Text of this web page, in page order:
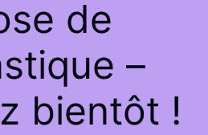
de
–
bientôt !